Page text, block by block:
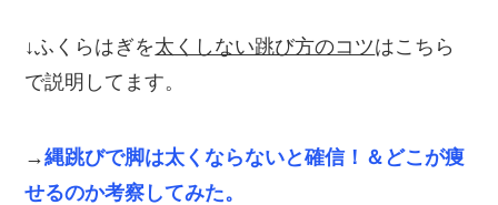
↓ふくらはぎを太くしない跳び方のコツはこちら
で説明してます。
→縄跳びで脚は太くならないと確信！＆どこが痩
せるのか考察してみた。